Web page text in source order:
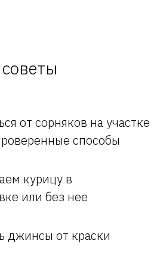
от сорняков на участке
способы
курицу в
или без нее
джинсы от краски